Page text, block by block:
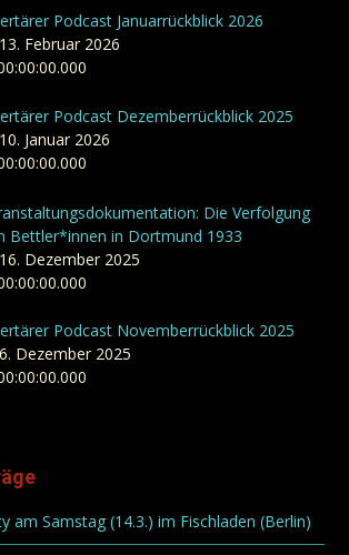
Podcast Januarrückblick 2026
13. Februar 2026
Podcast Dezemberrückblick 2025
10. Januar 2026
Die Verfolgung
Bettler*innen in Dortmund 1933
16. Dezember 2025
Podcast Novemberrückblick 2025
6. Dezember 2025
am Samstag (14.3.) im Fischladen (Berlin)